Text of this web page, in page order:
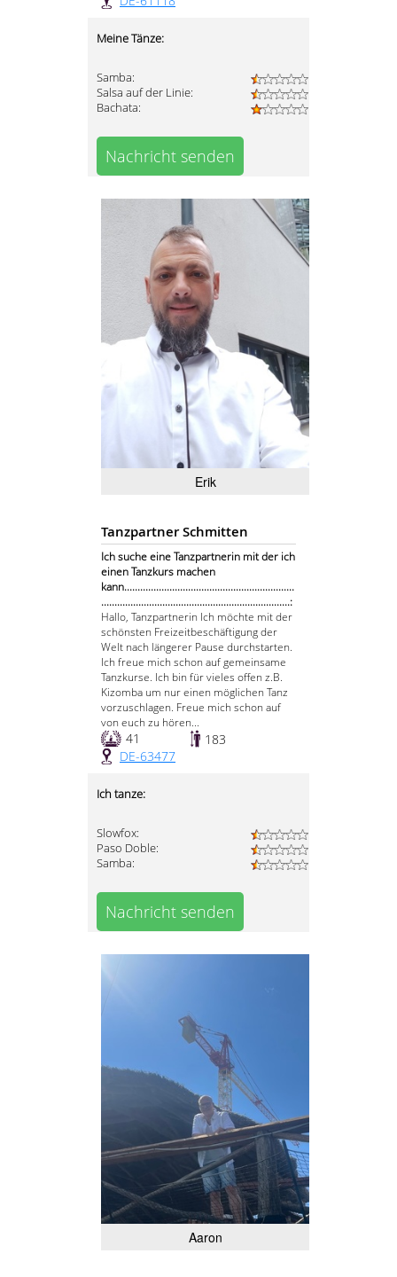
Meine Tänze:
Samba:
Salsa auf der Linie:
Bachata:
Nachricht senden
Erik
Tanzpartner Schmitten
Ich suche eine Tanzpartnerin mit der ich
einen Tanzkurs machen
kann................................................................
.......................................................................:
Hallo, Tanzpartnerin Ich möchte mit der
schönsten Freizeitbeschäftigung der
Welt nach längerer Pause durchstarten.
Ich freue mich schon auf gemeinsame
Tanzkurse. Ich bin für vieles offen z.B.
Kizomba um nur einen möglichen Tanz
vorzuschlagen. Freue mich schon auf
von euch zu hören...
41
183
DE-63477
Ich tanze:
Slowfox:
Paso Doble:
Samba:
Nachricht senden
Aaron